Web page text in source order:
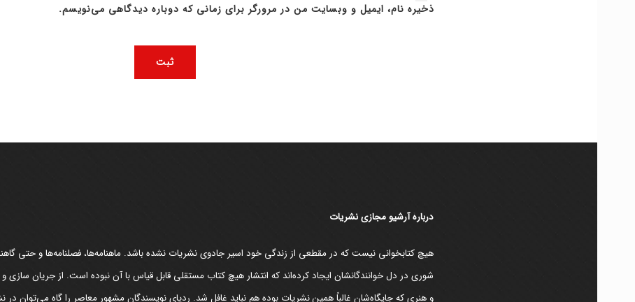
ذخیره نام، ایمیل و وبسایت من در مرورگر برای زمانی که دوباره دیدگاهی می‌نویسم.
دربارۀ آرشیو مجازی نشریات
هیچ کتابخوانی نیست که در مقطعی از زندگی خود اسیر جادوی نشریات نشده باشد. ماهنامه‌ها، فصلنامه‌ها و حتی
شوری در دل خوانندگانشان ایجاد کرده‌اند که انتشار هیچ کتاب مستقلی قابل قیاس با آن نبوده است. از جریان سازی
و هنری که جایگاه‌شان غالباً همین نشریات بوده هم نباید غافل شد. ردپای نویسندگان مشهور معاصر را گاه می‌توان